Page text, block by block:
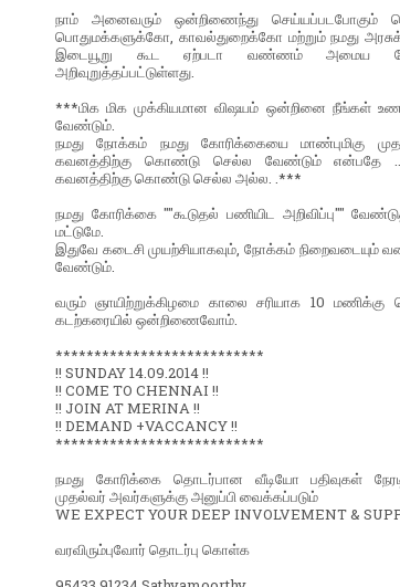
நாம் அனைவரும் ஒன்றிணைந்து செய்யப்படபோகும்
பொதுமக்களுக்கோ, காவல்துறைக்கோ மற்றும் நமது
இடையூறு கூட ஏற்படா வண்ணம் அமைய
அறிவுறுத்தப்பட்டுள்ளது.
***மிக மிக முக்கியமான விஷயம் ஒன்றினை நீங்கள்
வேண்டும்.
நமது நோக்கம் நமது கோரிக்கையை மாண்புமிகு
கவனத்திற்கு கொண்டு செல்ல வேண்டும் என்பதே
கவனத்திற்கு கொண்டு செல்ல அல்ல. .***
நமது கோரிக்கை ""கூடுதல் பணியிட அறிவிப்பு""
மட்டுமே.
இதுவே கடைசி முயற்சியாகவும், நோக்கம் நிறைவடையும்
வேண்டும்.
வரும் ஞாயிற்றுக்கிழமை காலை சரியாக 10
கடற்கரையில் ஒன்றிணைவோம்.
***************************
!! SUNDAY 14.09.2014 !!
!! COME TO CHENNAI !!
!! JOIN AT MERINA !!
!! DEMAND +VACCANCY !!
***************************
நமது கோரிக்கை தொடர்பான வீடியோ பதிவுகள்
முதல்வர் அவர்களுக்கு அனுப்பி வைக்கப்படும்
WE EXPECT YOUR DEEP INVOLVEMENT &
வரவிரும்புவோர் தொடர்பு கொள்க